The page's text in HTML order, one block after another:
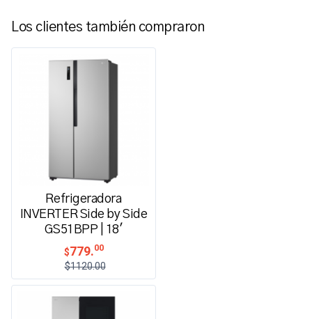
Los clientes también compraron
Refrigeradora
INVERTER Side by Side
GS51BPP | 18'
$779.00
$1120.00